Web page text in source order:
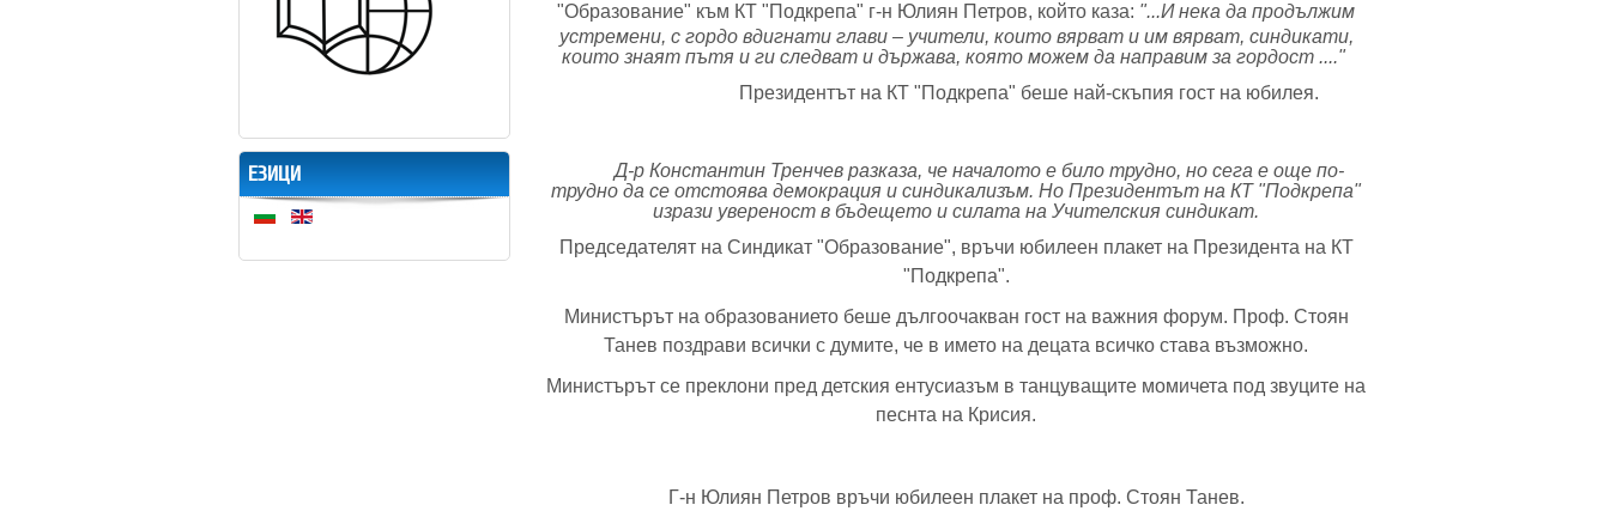
"Образование" към КТ "Подкрепа" г-н Юлиян Петров, който каза: "...И нека да продължим
устремени, с гордо вдигнати глави – учители, които вярват и им вярват, синдикати,
които знаят пътя и ги следват и държава, която можем да направим за гордост ...."
Президентът на КТ "Подкрепа" беше най-скъпия гост на юбилея.
Д-р Константин Тренчев разказа, че началото е било трудно, но сега е още по-
трудно да се отстоява демокрация и синдикализъм. Но Президентът на КТ "Подкрепа"
изрази увереност в бъдещето и силата на Учителския синдикат.
Председателят на Синдикат "Образование", връчи юбилеен плакет на Президента на КТ
"Подкрепа".
Министърът на образованието беше дългоочакван гост на важния форум. Проф. Стоян
Танев поздрави всички с думите, че в името на децата всичко става възможно.
Министърът се преклони пред детския ентусиазъм в танцуващите момичета под звуците на
песнта на Крисия.
Г-н Юлиян Петров връчи юбилеен плакет на проф. Стоян Танев.
ЕЗИЦИ